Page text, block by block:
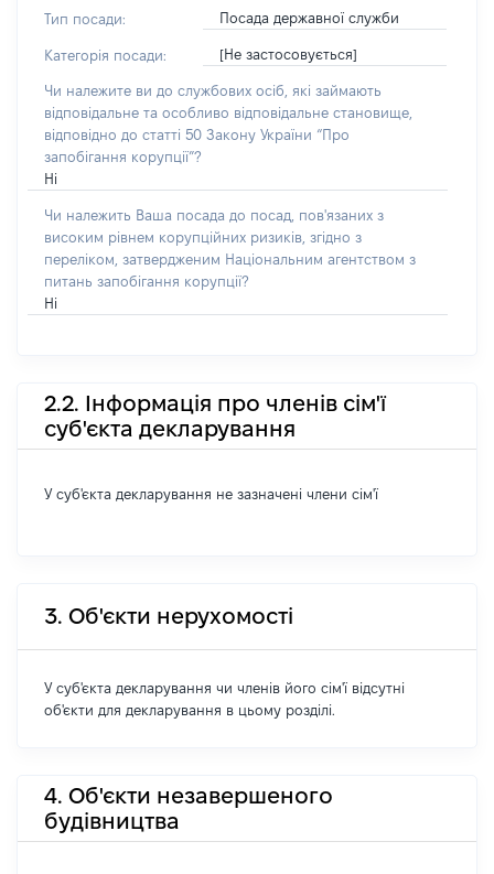
Тип посади: Посада державної служби
Категорія посади: [Не застосовується]
Чи належите ви до службових осіб, які займають
відповідальне та особливо відповідальне становище,
відповідно до статті 50 Закону України “Про
запобігання корупції”?
Ні
Чи належить Ваша посада до посад, пов'язаних з
високим рівнем корупційних ризиків, згідно з
переліком, затвердженим Національним агентством з
питань запобігання корупції?
Ні
2.2. Інформація про членів сім'ї
суб'єкта декларування
У суб'єкта декларування не зазначені члени сім'ї
3. Об'єкти нерухомості
У суб'єкта декларування чи членів його сім'ї відсутні
об'єкти для декларування в цьому розділі.
4. Об'єкти незавершеного
будівництва